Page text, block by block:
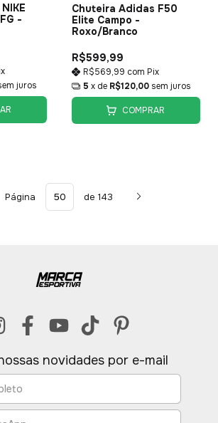
-
juros
Chuteira Adidas F50
Elite Campo -
Roxo/Branco
R$599,99
R$569,99 com Pix
5 x de R$120,00 sem juros
COMPRAR
Página de 143
novidades por e-mail